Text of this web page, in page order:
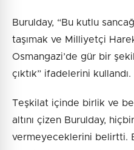
Burulday, “Bu kutlu
taşımak ve Milliyetçi
Osmangazi’de gür bir
çıktık” ifadelerini kullandı.
Teşkilat içinde birlik ve
altını çizen Burulday,
vermeyeceklerini belirtti.